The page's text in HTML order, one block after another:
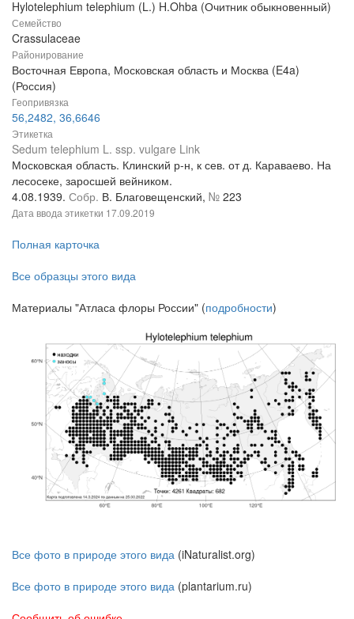
Hylotelephium telephium (L.) H.Ohba (Очитник обыкновенный)
Семейство
Crassulaceae
Районирование
Восточная Европа, Московская область и Москва (E4a)
(Россия)
Геопривязка
56,2482, 36,6646
Этикетка
Sedum telephium L. ssp. vulgare Link
Московская область. Клинский р-н, к сев. от д. Караваево. На
лесосеке, заросшей вейником.
4.08.1939. Собр. В. Благовещенский, № 223
Дата ввода этикетки 17.09.2019
Полная карточка
Все образцы этого вида
Материалы "Атласа флоры России" (подробности)
Все фото в природе этого вида (iNaturalist.org)
Все фото в природе этого вида (plantarium.ru)